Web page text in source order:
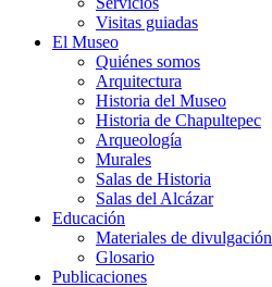
Visitas guiadas
El Museo
Quiénes somos
Arquitectura
Historia del Museo
Historia de Chapultepec
Arqueología
Murales
Salas de Historia
Salas del Alcázar
Educación
Materiales de divulgación
Glosario
Publicaciones